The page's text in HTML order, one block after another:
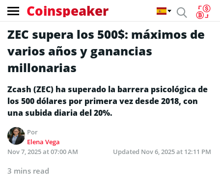
Coinspeaker
ZEC supera los 500$: máximos de
varios años y ganancias
millonarias
Zcash (ZEC) ha superado la barrera psicológica de
los 500 dólares por primera vez desde 2018, con
una subida diaria del 20%.
Por
Elena Vega
Nov 7, 2025 at 07:00 AM
Updated Nov 6, 2025 at 12:11 PM
3 mins read